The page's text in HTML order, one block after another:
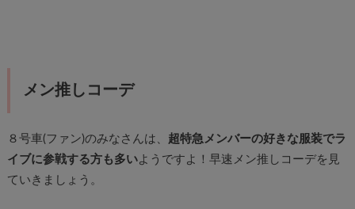
メン推しコーデ
８号車(ファン)のみなさんは、 超特急メンバーの好きな服装でラ
イブに参戦する方も多いようですよ！早速メン推しコーデを見
ていきましょう。